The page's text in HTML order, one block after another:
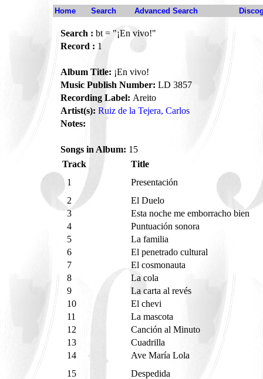
Home Search Advanced Search
Search : bt = "¡En vivo!"
Record : 1
Album Title: ¡En vivo!
Music Publish Number: LD 3857
Recording Label: Areito
Artist(s): Ruiz de la Tejera, Carlos
Notes:
Songs in Album: 15
Track
Title
1
Presentación
2
El Duelo
3
Esta noche me emborracho bien
4
Puntuación sonora
5
La familia
6
El penetrado cultural
7
El cosmonauta
8
La cola
9
La carta al revés
10
El chevi
11
La mascota
12
Canción al Minuto
13
Cuadrilla
14
Ave María Lola
15
Despedida